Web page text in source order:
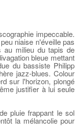
impeccable.
niaise n'éveille pas
au milieu du tapis de
bleue mettant
du bassiste Philipp
jazz-blues. Colour
sur l'horizon, plongé
justifier à lui seule
pluie frappant le sol
la mélancolie pour